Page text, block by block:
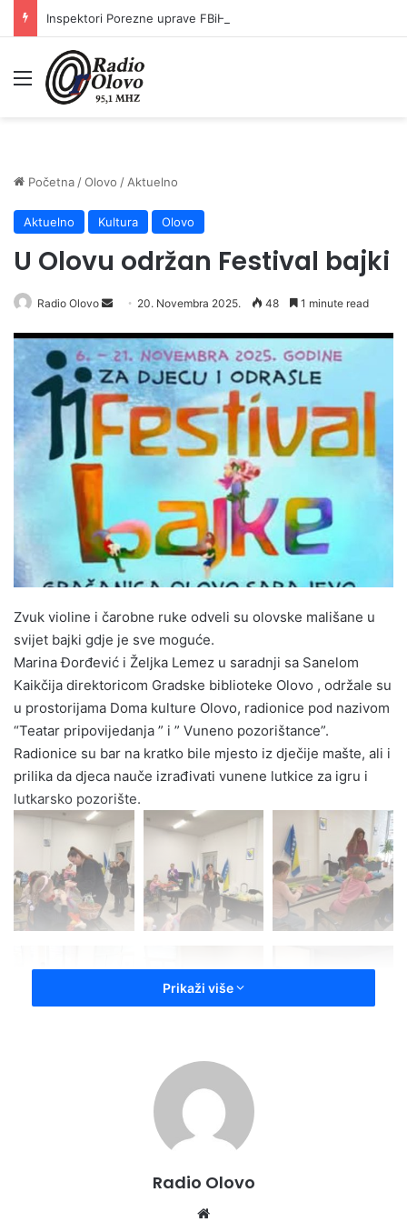
Meni
Početna /Olovo / Aktuelno
Aktuelno Kultura Olovo
U Olovu održan Festival bajki
Radio Olovo
n
d
a
e
l
20. Novembra 2025. 48 1 minute read
Zvuk violine i čarobne ruke odveli su olovske mališane u
svijet bajki gdje je sve moguće.
Marina Đorđević i Željka Lemez u saradnji sa Sanelom
Kaikčija direktoricom Gradske biblioteke Olovo , održale su
u prostorijama Doma kulture Olovo, radionice pod nazivom
“Teatar pripovijedanja ” i ” Vuneno pozorištance”.
Radionice su bar na kratko bile mjesto iz dječije mašte, ali i
prilika da djeca nauče izrađivati vunene lutkice za igru i
lutkarsko pozorište.
Prikaži više
Radio Olovo